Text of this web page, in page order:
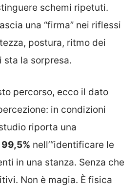
schemi ripetuti.
una “firma” nei riflessi
postura, ritmo dei
sta la sorpresa.
percorso, ecco il dato
in condizioni
riporta una
nell’“identificare le
in una stanza. Senza che
Non è magia. È fisica